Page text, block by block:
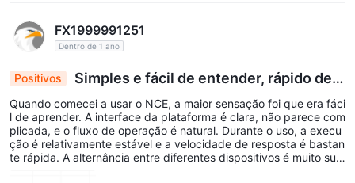
cobradas taxas para depósitos ou saques
Os depósitos são processados
15 minutos, enquanto as retiradas Stablecoin geralmente são
concluídas dentro de10 minutos.
Atendimento ao Cliente
NCE fornece suporte ao cliente através de múltiplos
FX1999991251
Dentro de 1 ano
Positivos
Simples e fácil de entender, rápido de a
prender.
Quando comecei a usar o NCE, a maior sensação foi que era fáci
l de aprender. A interface da plataforma é clara, não parece com
plicada, e o fluxo de operação é natural. Durante o uso, a execu
ção é relativamente estável e a velocidade de resposta é bastan
te rápida. A alternância entre diferentes dispositivos é muito sua